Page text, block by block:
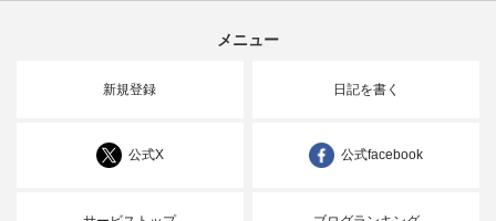
メニュー
新規登録 日記を書く
公式X 公式facebook